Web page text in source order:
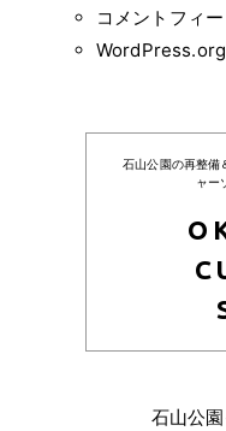
コメントフィー
WordPress.org
石山公園の再整備
ャー
石山公